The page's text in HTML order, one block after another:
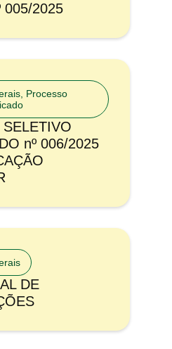
005/2025
Processo
nº 006/2025
DE